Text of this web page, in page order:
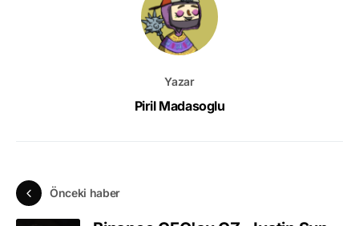
Yazar
Piril Madasoglu
Önceki haber